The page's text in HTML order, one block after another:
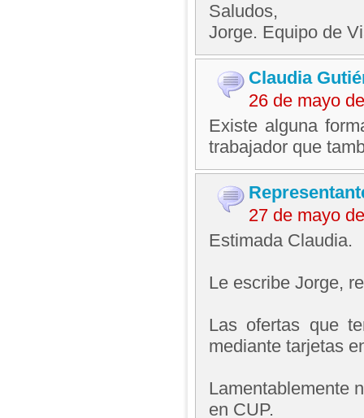
Saludos,
Jorge. Equipo de
Claudia
26 de mayo
Existe alguna
trabajador que
27 de mayo
Estimada Claudia.
Le escribe Jorge,
Las ofertas que
mediante tarjetas
Lamentablemente
en CUP.